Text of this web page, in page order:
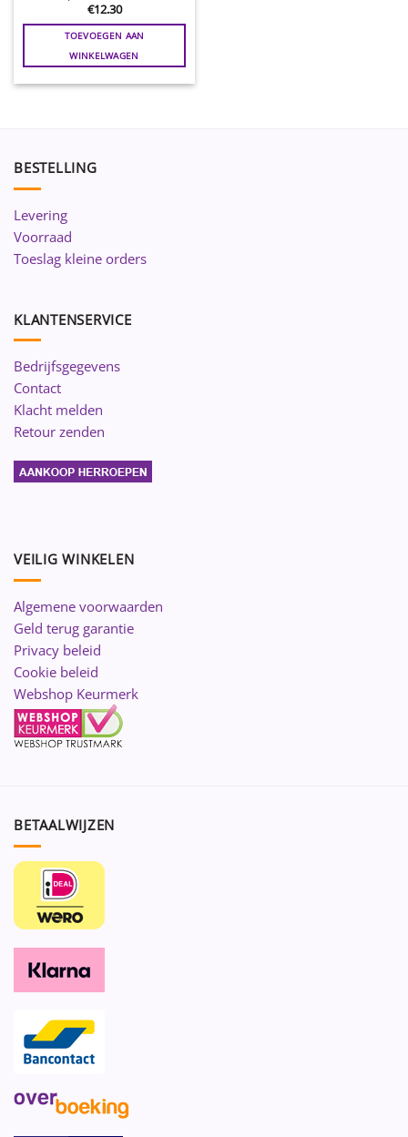
€12.30
TOEVOEGEN AAN
WINKELWAGEN
BESTELLING
Levering
Voorraad
Toeslag kleine orders
KLANTENSERVICE
Bedrijfsgegevens
Contact
Klacht melden
Retour zenden
VEILIG WINKELEN
Algemene voorwaarden
Geld terug garantie
Privacy beleid
Cookie beleid
Webshop Keurmerk
BETAALWIJZEN